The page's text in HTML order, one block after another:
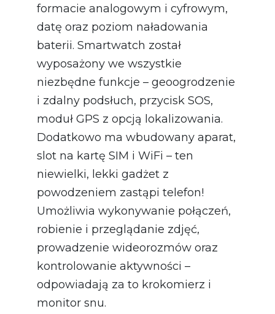
formacie analogowym i cyfrowym,
datę oraz poziom naładowania
baterii. Smartwatch został
wyposażony we wszystkie
niezbędne funkcje – geoogrodzenie
i zdalny podsłuch, przycisk SOS,
moduł GPS z opcją lokalizowania.
Dodatkowo ma wbudowany aparat,
slot na kartę SIM i WiFi – ten
niewielki, lekki gadżet z
powodzeniem zastąpi telefon!
Umożliwia wykonywanie połączeń,
robienie i przeglądanie zdjęć,
prowadzenie wideorozmów oraz
kontrolowanie aktywności –
odpowiadają za to krokomierz i
monitor snu.